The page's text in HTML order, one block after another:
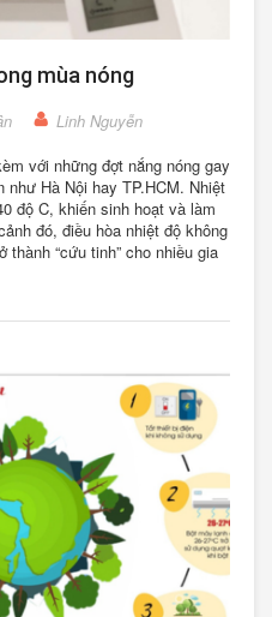
mùa nóng
Linh Nguyễn
với những đợt nắng nóng gay
Hà Nội hay TP.HCM. Nhiệt
độ C, khiến sinh hoạt và làm
đó, điều hòa nhiệt độ không
“cứu tinh” cho nhiều gia